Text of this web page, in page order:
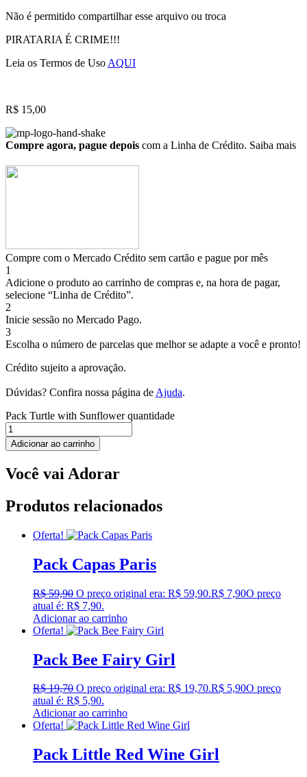
Não é permitido compartilhar esse arquivo ou troca
PIRATARIA É CRIME!!!
Leia os Termos de Uso AQUI
R$ 15,00
Compre agora, pague depois com a Linha de Crédito. Saiba mais
Compre com o Mercado Crédito sem cartão e pague por mês
1
Adicione o produto ao carrinho de compras e, na hora de pagar,
selecione “Linha de Crédito”.
2
Inicie sessão no Mercado Pago.
3
Escolha o número de parcelas que melhor se adapte a você e pronto!
Crédito sujeito a aprovação.
Dúvidas? Confira nossa página de Ajuda.
Pack Turtle with Sunflower quantidade
Adicionar ao carrinho
Você vai Adorar
Produtos relacionados
Oferta!
Pack Capas Paris
R$59,90 O preço original era: R$ 59,90.R$ 7,90O preço
atual é: R$ 7,90.
Adicionar ao carrinho
Oferta!
Pack Bee Fairy Girl
R$19,70 O preço original era: R$ 19,70.R$ 5,90O preço
atual é: R$ 5,90.
Adicionar ao carrinho
Oferta!
Pack Little Red Wine Girl